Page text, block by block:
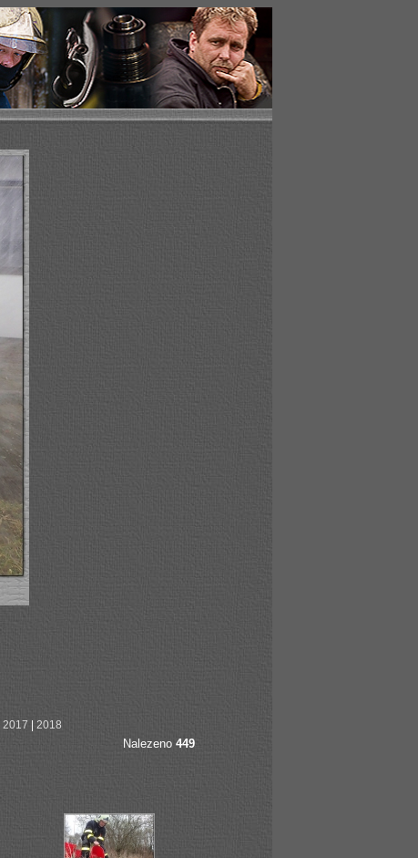
2017 2018
Nalezeno 449